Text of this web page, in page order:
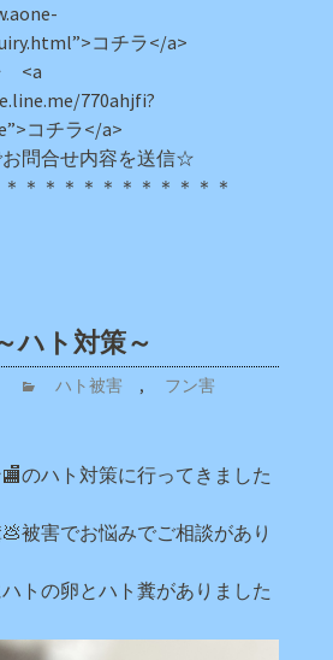
コチラ</a>
<a
770ahjfi?
コチラ</a>
問合せ内容を送信☆
＊＊＊＊＊＊＊＊＊＊＊
ハト対策～
ハト被害 ,
フン害
のハト対策に行ってきました
被害でお悩みでご相談があり
トの卵とハト糞がありました